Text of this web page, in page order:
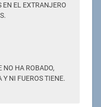
EN EL EXTRANJERO
NO HA ROBADO,
Y NI FUEROS TIENE.